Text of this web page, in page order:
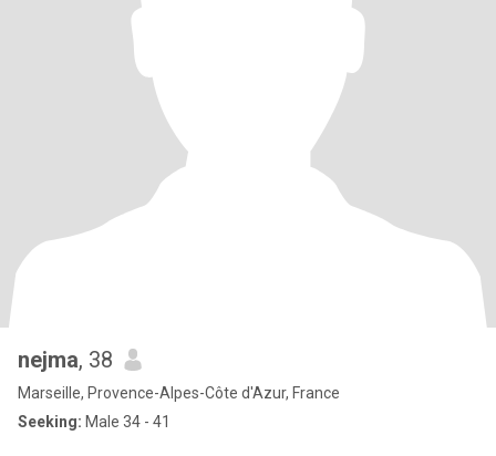
nejma, 38
Marseille, Provence-Alpes-Côte d'Azur, France
Seeking: Male 34 - 41